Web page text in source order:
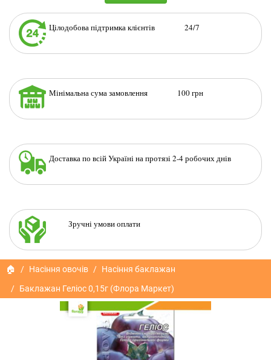
Цілодобова підтримка клієнтів 24/7
Мінімальна сума замовлення 100 грн
Доставка по всій Україні на протязі 2-4 робочих днів
Зручні умови оплати
🏠 Насіння овочів
Насіння баклажан
Баклажан Геліос 0,15г (Флора Маркет)